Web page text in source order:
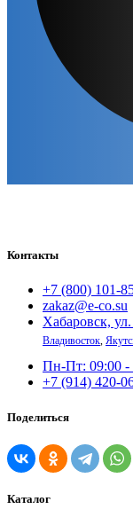
Контакты
+7 (800) 101-
zakaz@e-co.su
Хабаровск,
Владивосток,
Пн-Пт: 09:00 -
+7 (914) 420-
Поделиться
Каталог